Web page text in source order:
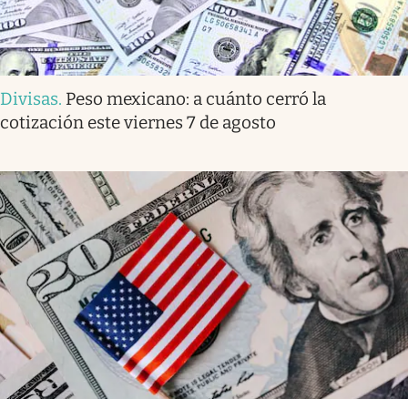
Divisas. Peso mexicano: a cuánto cerró la
cotización este viernes 7 de agosto